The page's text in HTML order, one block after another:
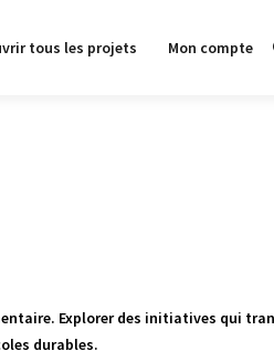
tous les projets Mon compte
Explorer des initiatives qui
durables.